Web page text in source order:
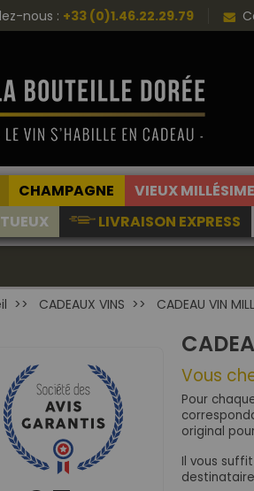
nous : +33 (0)1.46.22.29.79
CHAMPAGNE VIEUX
LIVRAISON EXPRESS
CADEAUX VINS CADEAU VIN
Vous
Pour
original
Il vous